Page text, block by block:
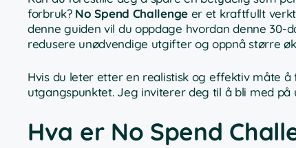
forbruk? No Spend Challengeer et kraftfullt
denne guiden vil du oppdage hvordan denne
redusere unødvendige utgifter og oppnå større
Hvis du leter etter en realistisk og effektiv måte
utgangspunktet. Jeg inviterer deg til å bli med
Hva er No Spend